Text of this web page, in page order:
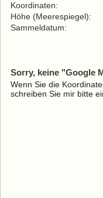
Koordinaten:
Höhe (Meerespiegel):
Sammeldatum:
Sorry, keine "Google
Wenn Sie die
schreiben Sie mir bitte